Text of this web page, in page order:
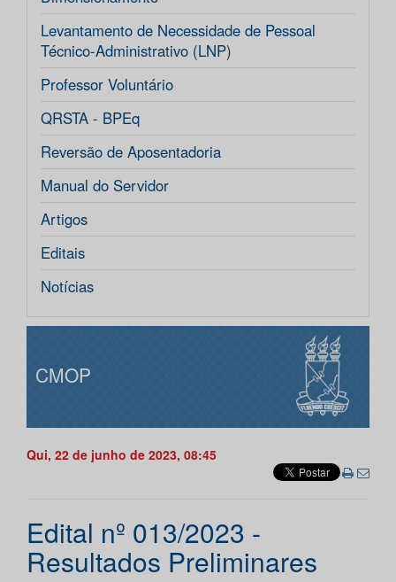
Levantamento de Necessidade de Pessoal
Técnico-Administrativo (LNP)
Professor Voluntário
QRSTA - BPEq
Reversão de Aposentadoria
Manual do Servidor
Artigos
Editais
Notícias
CMOP
Qui, 22 de junho de 2023, 08:45
Edital nº 013/2023 -
Resultados Preliminares